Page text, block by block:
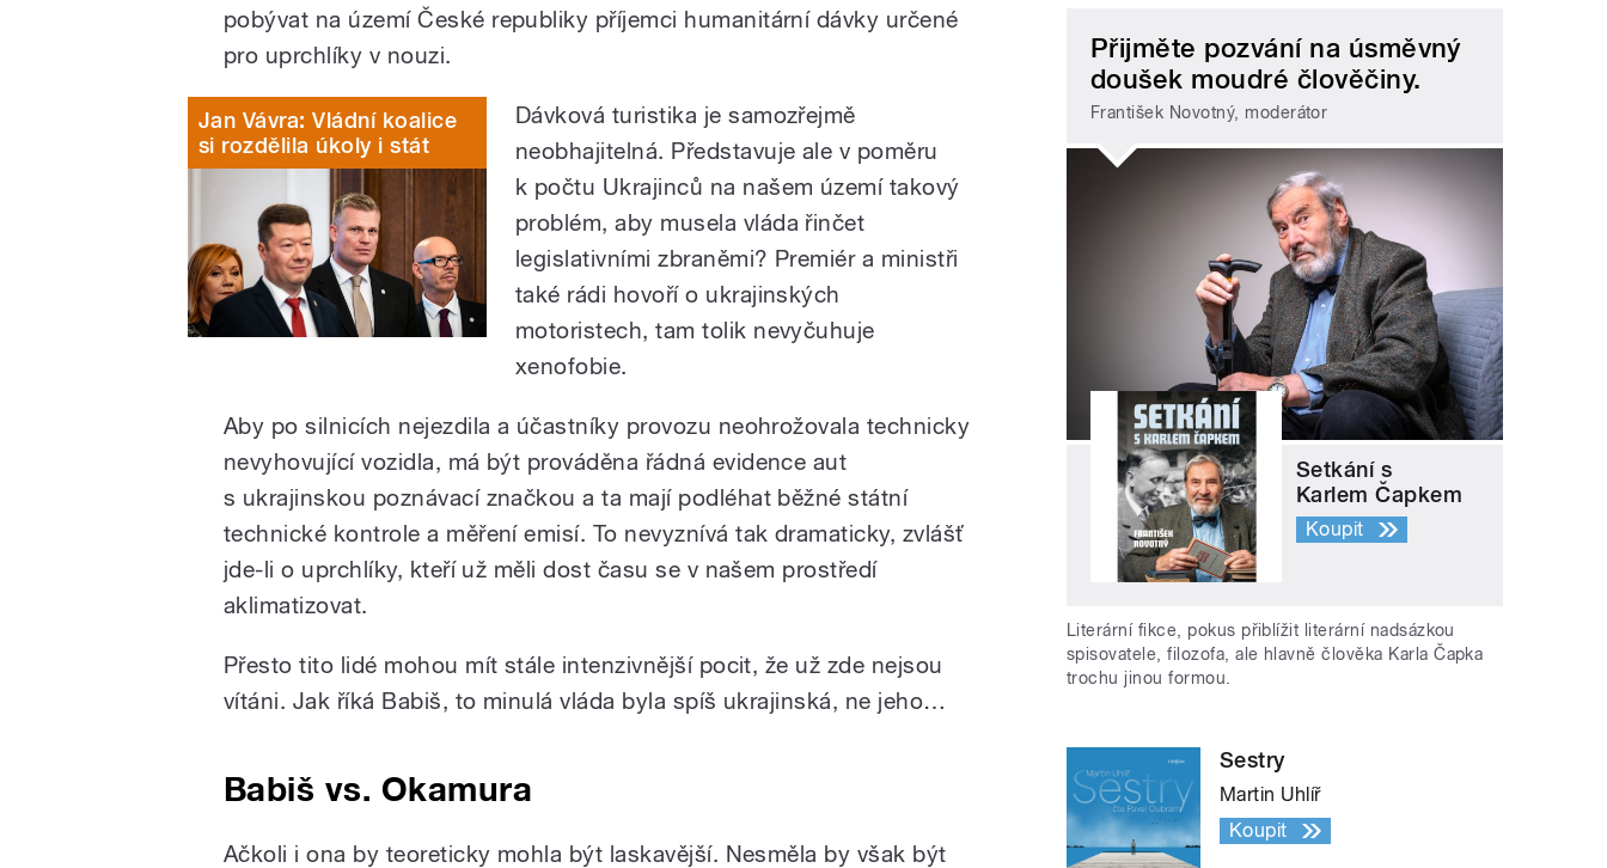
pobývat na území České republiky příjemci humanitární dávky určené
pro uprchlíky v nouzi.
Jan Vávra: Vládní koalice
si rozdělila úkoly i stát
Dávková turistika je samozřejmě
neobhajitelná. Představuje ale v poměru
k počtu Ukrajinců na našem území takový
problém, aby musela vláda řinčet
legislativními zbraněmi? Premiér a ministři
také rádi hovoří o ukrajinských
motoristech, tam tolik nevyčuhuje
xenofobie.
Aby po silnicích nejezdila a účastníky provozu neohrožovala technicky
nevyhovující vozidla, má být prováděna řádná evidence aut
s ukrajinskou poznávací značkou a ta mají podléhat běžné státní
technické kontrole a měření emisí. To nevyznívá tak dramaticky, zvlášť
jde-li o uprchlíky, kteří už měli dost času se v našem prostředí
aklimatizovat.
Přesto tito lidé mohou mít stále intenzivnější pocit, že už zde nejsou
vítáni. Jak říká Babiš, to minulá vláda byla spíš ukrajinská, ne jeho…
Babiš vs. Okamura
Ačkoli i ona by teoreticky mohla být laskavější. Nesměla by však být
Přijměte pozvání na úsměvný
doušek moudré člověčiny.
František Novotný, moderátor
Setkání s
Karlem Čapkem
Koupit
Literární fikce, pokus přiblížit literární nadsázkou
spisovatele, filozofa, ale hlavně člověka Karla Čapka
trochu jinou formou.
Sestry
Martin Uhlíř
Koupit